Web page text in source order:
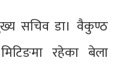
सचिव डा। वैकुण्ठ
रहेका बेला